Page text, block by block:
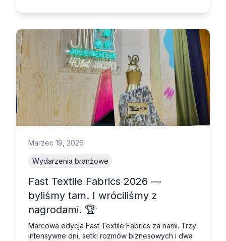
dzianin to kolor wymagający precyzji
dzianina odda całe bogactwo tego odcienia.
Marzec 19, 2026
Wydarzenia branżowe
Fast Textile Fabrics 2026 —
byliśmy tam. I wróciliśmy z
nagrodami. 🏆
Marcowa edycja Fast Textile Fabrics za nami. Trzy
intensywne dni, setki rozmów biznesowych i dwa